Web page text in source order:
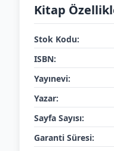
Kitap
Stok Kodu:
ISBN:
Yayınevi:
Yazar:
Sayfa Sayısı:
Garanti Süresi: